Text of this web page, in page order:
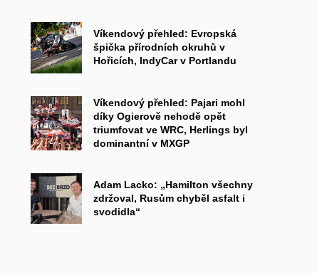
Víkendový přehled: Evropská
špička přírodních okruhů v
Hořicích, IndyCar v Portlandu
Víkendový přehled: Pajari mohl
díky Ogierově nehodě opět
triumfovat ve WRC, Herlings byl
dominantní v MXGP
Adam Lacko: „Hamilton všechny
zdržoval, Rusům chyběl asfalt i
svodidla“